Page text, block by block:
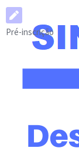
Pré-inscrição